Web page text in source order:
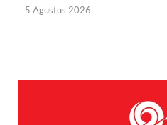
5 Agustus 2026